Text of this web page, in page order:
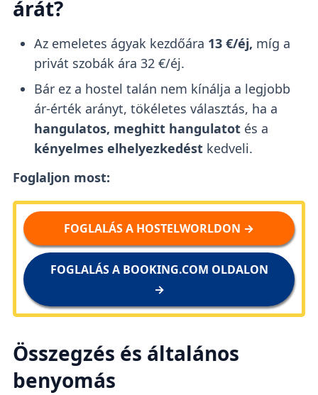
árát?
Az emeletes ágyak kezdőára 13 €/éj, míg a
privát szobák ára 32 €/éj.
Bár ez a hostel talán nem kínálja a legjobb
ár-érték arányt, tökéletes választás, ha a
hangulatos, meghitt hangulatotés a
kényelmes elhelyezkedéstkedveli.
Foglaljon most:
FOGLALÁS A HOSTELWORLDON →
FOGLALÁS A BOOKING.COM OLDALON
→
Összegzés és általános
benyomás